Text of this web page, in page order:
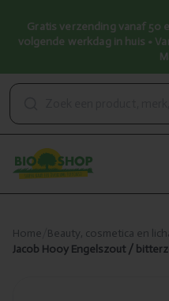
Gratis verzending vanaf 50
volgende werkdag in huis •
Home Beauty, cosmetica en
Jacob Hooy Engelszout /